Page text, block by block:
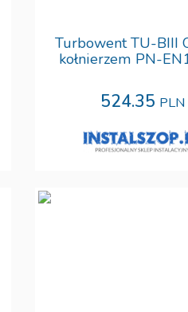
Turbowent TU-BIII
kołnierzem PN-
524.35 PLN